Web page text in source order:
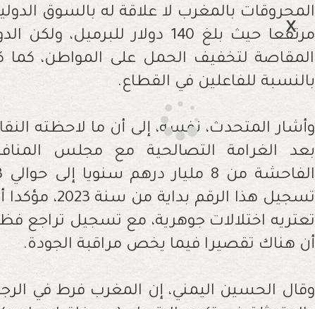
المحروقات بالمغرب لا علاقة له بالسوق
مرتفعا حيث بلغ 140 دولار
المقاصة لتخفيف الحمل على المواطن، كما
بالنسبة للفاعلين في القطاع.
وأشار المتحدث، نفسه، إلى أن ما لاحظته
بعد الغرامة التصالحية مع مجلس
تسجيل هذا
تعتريه اختلالات جوهرية، مع تسجيل تراجع
أن هناك تقصيرا فيما يخص مراقبة الجودة.
وقال الحسين اليمني، إن المغرب فرط في